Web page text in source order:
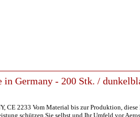
in Germany - 200 Stk. /
CE 2233 Vom Material bis zur Produktion, diese
schützen Sie selbst und Ihr Umfeld vor